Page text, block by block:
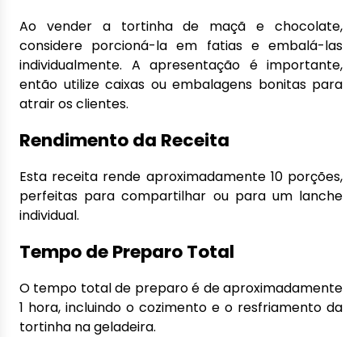
Ao vender a tortinha de maçã e chocolate,
considere porcioná-la em fatias e embalá-las
individualmente. A apresentação é importante,
então utilize caixas ou embalagens bonitas para
atrair os clientes.
Rendimento da Receita
Esta receita rende aproximadamente 10 porções,
perfeitas para compartilhar ou para um lanche
individual.
Tempo de Preparo Total
O tempo total de preparo é de aproximadamente
1 hora, incluindo o cozimento e o resfriamento da
tortinha na geladeira.